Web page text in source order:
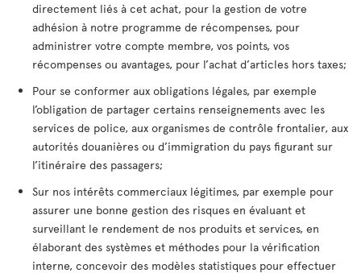
directement liés à cet achat, pour la gestion de votre
adhésion à notre programme de récompenses, pour
administrer votre compte membre, vos points, vos
récompenses ou avantages, pour l’achat d’articles hors taxes;
Pour se conformer aux obligations légales, par exemple
l’obligation de partager certains renseignements avec les
services de police, aux organismes de contrôle frontalier, aux
autorités douanières ou d’immigration du pays figurant sur
l’itinéraire des passagers;
Sur nos intérêts commerciaux légitimes, par exemple pour
assurer une bonne gestion des risques en évaluant et
surveillant le rendement de nos produits et services, en
élaborant des systèmes et méthodes pour la vérification
interne, concevoir des modèles statistiques pour effectuer